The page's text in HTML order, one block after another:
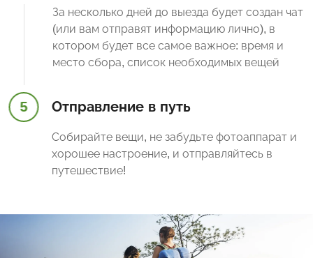
За несколько дней до выезда будет создан чат
(или вам отправят информацию лично), в
котором будет все самое важное: время и
место сбора, список необходимых вещей
5 Отправление в путь
Собирайте вещи, не забудьте фотоаппарат и
хорошее настроение, и отправляйтесь в
путешествие!